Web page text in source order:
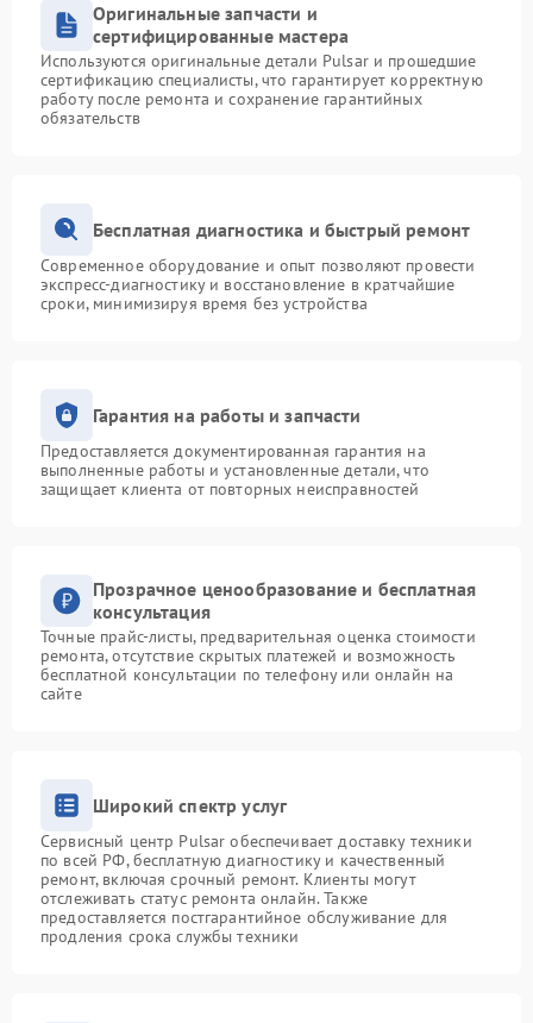
Оригинальные запчасти и
сертифицированные мастера
Используются оригинальные детали Pulsar и прошедшие
сертификацию специалисты, что гарантирует корректную
работу после ремонта и сохранение гарантийных
обязательств
Бесплатная диагностика и быстрый ремонт
Современное оборудование и опыт позволяют провести
экспресс-диагностику и восстановление в кратчайшие
сроки, минимизируя время без устройства
Гарантия на работы и запчасти
Предоставляется документированная гарантия на
выполненные работы и установленные детали, что
защищает клиента от повторных неисправностей
Прозрачное ценообразование и бесплатная
консультация
Точные прайс-листы, предварительная оценка стоимости
ремонта, отсутствие скрытых платежей и возможность
бесплатной консультации по телефону или онлайн на
сайте
Широкий спектр услуг
Сервисный центр Pulsar обеспечивает доставку техники
по всей РФ, бесплатную диагностику и качественный
ремонт, включая срочный ремонт. Клиенты могут
отслеживать статус ремонта онлайн. Также
предоставляется постгарантийное обслуживание для
продления срока службы техники